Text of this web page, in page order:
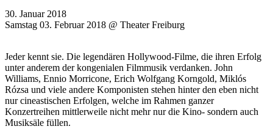
30. Januar 2018
Samstag 03. Februar 2018 @ Theater Freiburg
Jeder kennt sie. Die legendären Hollywood-Filme, die ihren Erfolg
unter anderem der kongenialen Filmmusik verdanken. John
Williams, Ennio Morricone, Erich Wolfgang Korngold, Miklós
Rózsa und viele andere Komponisten stehen hinter den eben nicht
nur cineastischen Erfolgen, welche im Rahmen ganzer
Konzertreihen mittlerweile nicht mehr nur die Kino- sondern auch
Musiksäle füllen.